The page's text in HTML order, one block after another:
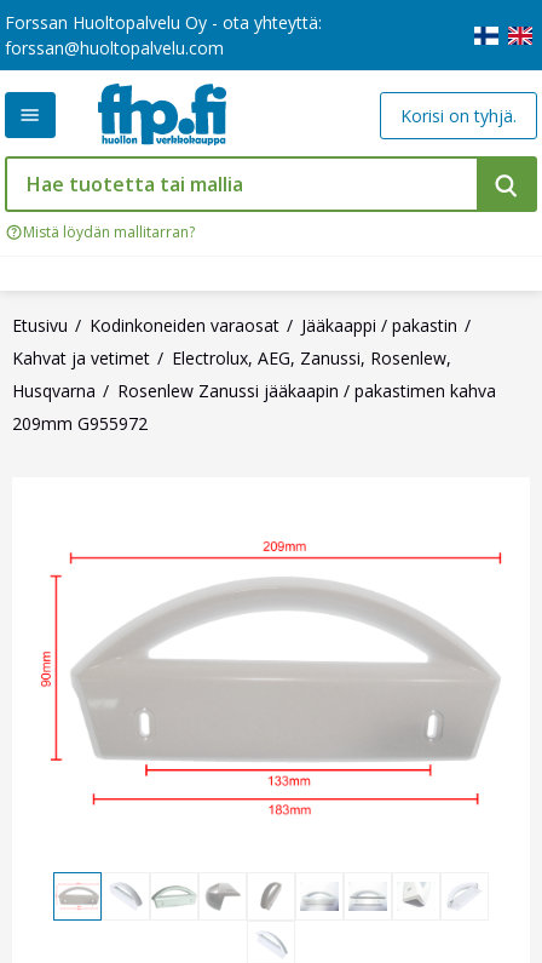
Forssan Huoltopalvelu Oy - ota yhteyttä:
forssan@huoltopalvelu.com
Mistä löydän mallitarran?
Korisi on tyhjä.
Etusivu Kodinkoneiden varaosat
Jääkaappi / pakastin
Kahvat ja vetimet
Electrolux, AEG, Zanussi, Rosenlew,
Husqvarna
Rosenlew Zanussi jääkaapin / pakastimen kahva
209mm G955972